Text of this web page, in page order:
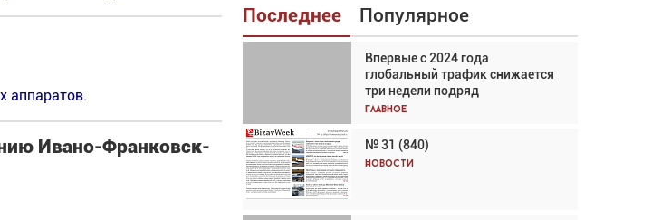
аппаратов.
Ивано-Франковск-
Последнее Популярное
Впервые с 2024 года
глобальный трафик снижается
три недели подряд
Главное
№ 31 (840)
Новости
Взгляд с высоты: тандем
вертолётов и БПЛА в
спасательных операциях
Главное
Авиационный фотограф Дэйв
Кох: «Фотография говорит сама